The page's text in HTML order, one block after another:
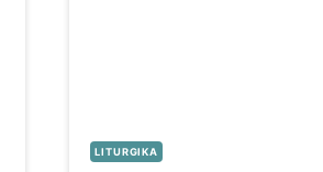
LITURGIKA